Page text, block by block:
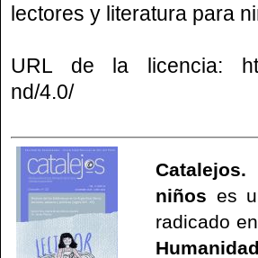
lectores y literatura para
URL de la licencia:
nd/4.0/
niños es
radicado